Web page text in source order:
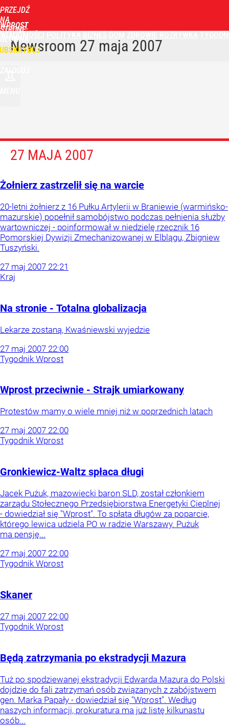
PRZEJDŹ
NA
STRONĘ
GŁÓWNĄ
WPROST
Newsroom 27 maja 2007
27 MAJA 2007
Żołnierz zastrzelił się na warcie
20-letni żołnierz z 16 Pułku Artylerii w Braniewie (warmińsko-
mazurskie) popełnił samobójstwo podczas pełnienia służby
wartowniczej - poinformował w niedzielę rzecznik 16
Pomorskiej Dywizji Zmechanizowanej w Elblągu, Zbigniew
Tuszyński.
27 maj 2007 22:21
Kraj
Na stronie - Totalna globalizacja
Lekarze zostaną, Kwaśniewski wyjedzie
27 maj 2007 22:00
Tygodnik Wprost
Wprost przeciwnie - Strajk umiarkowany
Protestów mamy o wiele mniej niż w poprzednich latach
27 maj 2007 22:00
Tygodnik Wprost
Gronkiewicz-Waltz spłaca długi
Jacek Pużuk, mazowiecki baron SLD, został członkiem
zarządu Stołecznego Przedsiębiorstwa Energetyki Cieplnej
- dowiedział się "Wprost". To spłata długów za poparcie,
którego lewica udziela PO w radzie Warszawy. Pużuk
ma pensję...
27 maj 2007 22:00
Tygodnik Wprost
Skaner
27 maj 2007 22:00
Tygodnik Wprost
Będą zatrzymania po ekstradycji Mazura
Tuż po spodziewanej ekstradycji Edwarda Mazura do Polski
dojdzie do fali zatrzymań osób związanych z zabójstwem
gen. Marka Papały - dowiedział się "Wprost". Według
naszych informacji, prokuratura ma już listę kilkunastu
osób...